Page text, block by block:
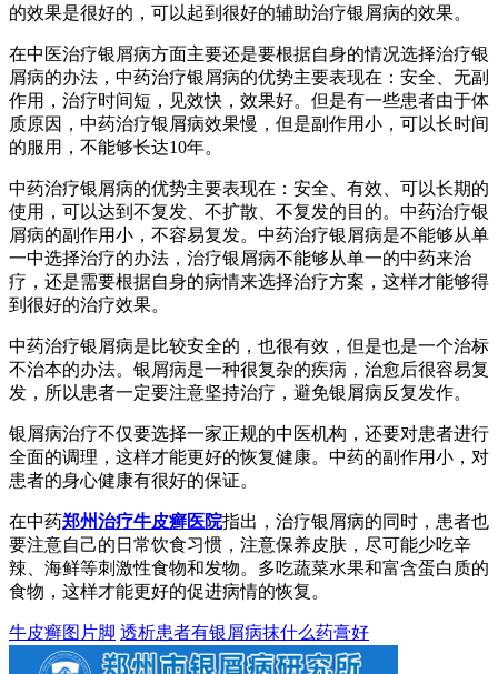
的效果是很好的，可以起到很好的辅助治疗银屑病的效果。
在中医治疗银屑病方面主要还是要根据自身的情况选择治疗银
屑病的办法，中药治疗银屑病的优势主要表现在：安全、无副
作用，治疗时间短，见效快，效果好。但是有一些患者由于体
质原因，中药治疗银屑病效果慢，但是副作用小，可以长时间
的服用，不能够长达10年。
中药治疗银屑病的优势主要表现在：安全、有效、可以长期的
使用，可以达到不复发、不扩散、不复发的目的。中药治疗银
屑病的副作用小，不容易复发。中药治疗银屑病是不能够从单
一中选择治疗的办法，治疗银屑病不能够从单一的中药来治
疗，还是需要根据自身的病情来选择治疗方案，这样才能够得
到很好的治疗效果。
中药治疗银屑病是比较安全的，也很有效，但是也是一个治标
不治本的办法。银屑病是一种很复杂的疾病，治愈后很容易复
发，所以患者一定要注意坚持治疗，避免银屑病反复发作。
银屑病治疗不仅要选择一家正规的中医机构，还要对患者进行
全面的调理，这样才能更好的恢复健康。中药的副作用小，对
患者的身心健康有很好的保证。
在中药郑州治疗牛皮癣医院指出，治疗银屑病的同时，患者也
要注意自己的日常饮食习惯，注意保养皮肤，尽可能少吃辛
辣、海鲜等刺激性食物和发物。多吃蔬菜水果和富含蛋白质的
食物，这样才能更好的促进病情的恢复。
牛皮癣图片脚 透析患者有银屑病抹什么药膏好